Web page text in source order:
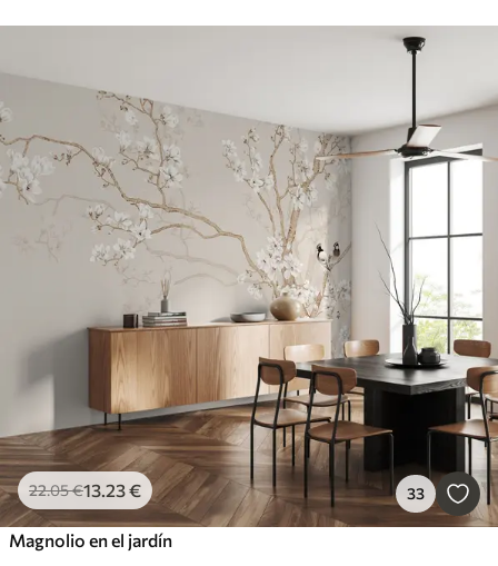
22.05€13.23€ 33
Magnolio en el jardín